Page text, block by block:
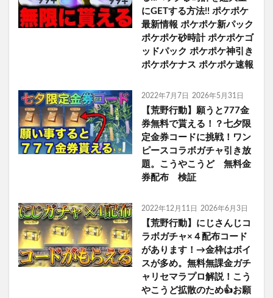
にGETする方法!! ポケポケ
最新情報 ポケポケ新パック
ポケポケ砂時計 ポケポケゴ
ッドパック ポケポケ神引き
ポケポケナス ポケポケ速報
2022年7月7日 2026年5月31日
【荒野行動】願うと777金
券無料で貰える！？七夕限
定金券コードに挑戦！ワン
ピースコラボガチャ引き放
題。こうやこうど 無料金
券配布 検証
2022年12月11日 2026年6月3日
【荒野行動】にじさんじコ
ラボガチャ×４配布コード
があります！→金枠はボイ
スが多め。無料無課金ガチ
ャリセマラプロ解説！こう
やこうど拡散のため👍お願